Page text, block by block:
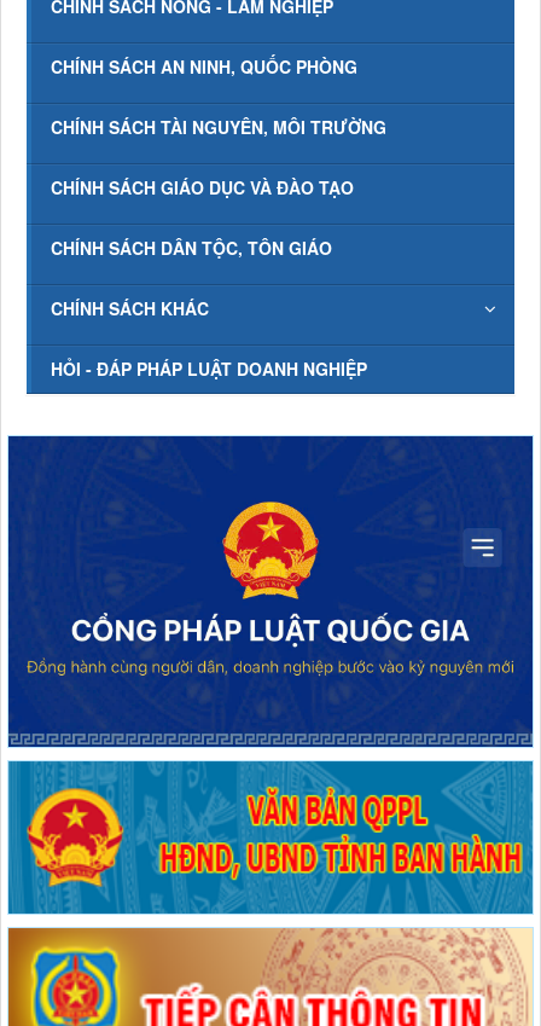
CHÍNH SÁCH NÔNG - LÂM NGHIỆP
CHÍNH SÁCH AN NINH, QUỐC PHÒNG
CHÍNH SÁCH TÀI NGUYÊN, MÔI TRƯỜNG
CHÍNH SÁCH GIÁO DỤC VÀ ĐÀO TẠO
CHÍNH SÁCH DÂN TỘC, TÔN GIÁO
CHÍNH SÁCH KHÁC
HỎI - ĐÁP PHÁP LUẬT DOANH NGHIỆP